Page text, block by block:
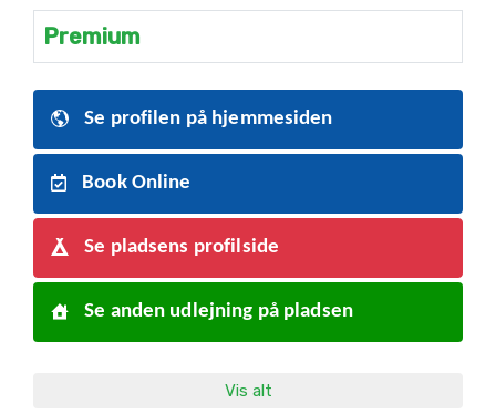
Premium
Se profilen på hjemmesiden
Book Online
Se pladsens profilside
Se anden udlejning på pladsen
Vis alt